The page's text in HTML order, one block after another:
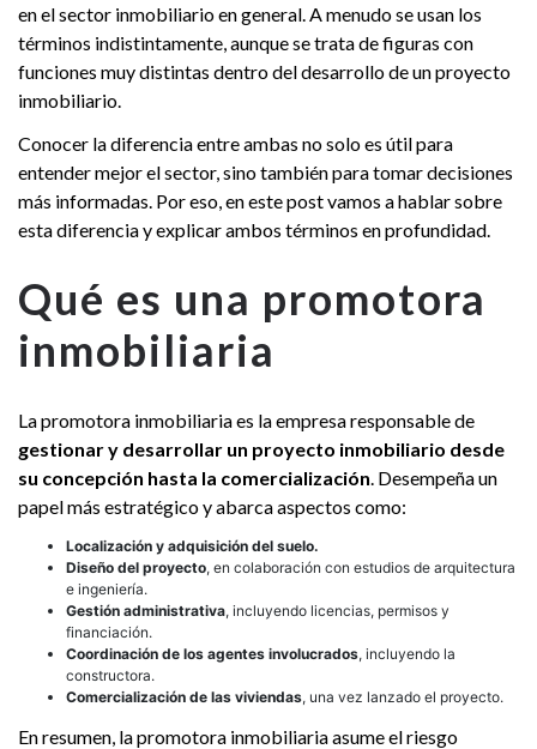
en el sector inmobiliario en general. A menudo se usan los
términos indistintamente, aunque se trata de figuras con
funciones muy distintas dentro del desarrollo de un proyecto
inmobiliario.
Conocer la diferencia entre ambas no solo es útil para
entender mejor el sector, sino también para tomar decisiones
más informadas. Por eso, en este post vamos a hablar sobre
esta diferencia y explicar ambos términos en profundidad.
Qué es una promotora
inmobiliaria
La promotora inmobiliaria es la empresa responsable de
gestionar y desarrollar un proyecto inmobiliario desde
su concepción hasta la comercialización . Desempeña un
papel más estratégico y abarca aspectos como:
Localización y adquisición del suelo.
Diseño del proyecto, en colaboración con estudios de arquitectura
e ingeniería.
Gestión administrativa, incluyendo licencias, permisos y
financiación.
Coordinación de los agentes involucrados, incluyendo la
constructora.
Comercialización de las viviendas, una vez lanzado el proyecto.
En resumen, la promotora inmobiliaria asume el riesgo